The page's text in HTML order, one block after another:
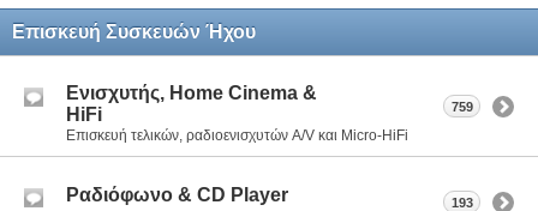
Επισκευή Συσκευών Ήχου
Eνισχυτής, Home Cinema &
HiFi
Επισκευή τελικών, ραδιοενισχυτών A/V και Micro-HiFi
759
Ραδιόφωνο & CD Player 193